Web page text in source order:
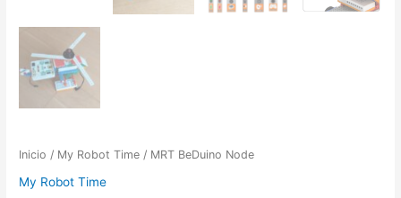
Inicio / My Robot Time / MRT BeDuino Node
My Robot Time